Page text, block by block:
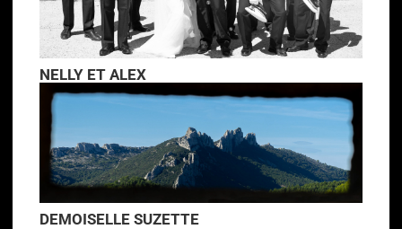
NELLY ET ALEX
DEMOISELLE SUZETTE